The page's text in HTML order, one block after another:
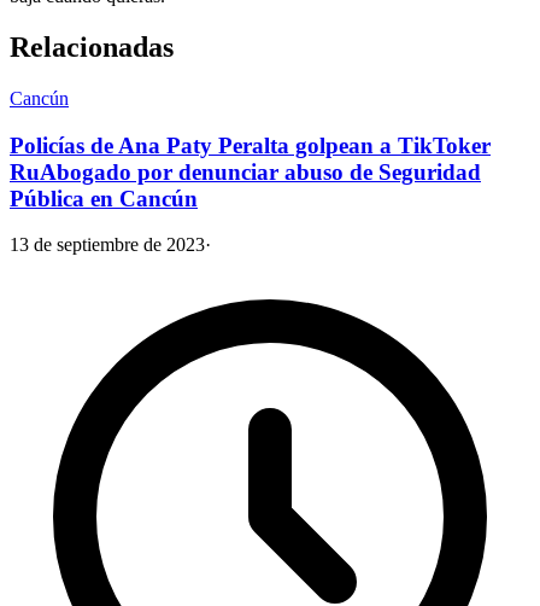
Relacionadas
Cancún
Policías de Ana Paty Peralta golpean a TikToker
RuAbogado por denunciar abuso de Seguridad
Pública en Cancún
13 de septiembre de 2023·